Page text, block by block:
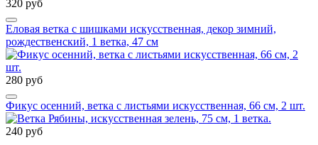
320 руб
Еловая ветка с шишками искусственная, декор зимний,
рождественский, 1 ветка, 47 см
280 руб
Фикус осенний, ветка с листьями искусственная, 66 см, 2 шт.
240 руб